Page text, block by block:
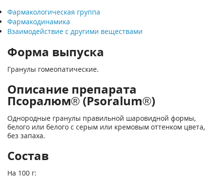
Фармакологическая группа
Фармакодинамика
Взаимодействие с другими веществами
Форма выпуска
Гранулы гомеопатические.
Описание препарата
Псоралюм® (Psoralum®)
Однородные гранулы правильной шаровидной формы,
белого или белого с серым или кремовым оттенком цвета,
без запаха.
Состав
На 100 г: